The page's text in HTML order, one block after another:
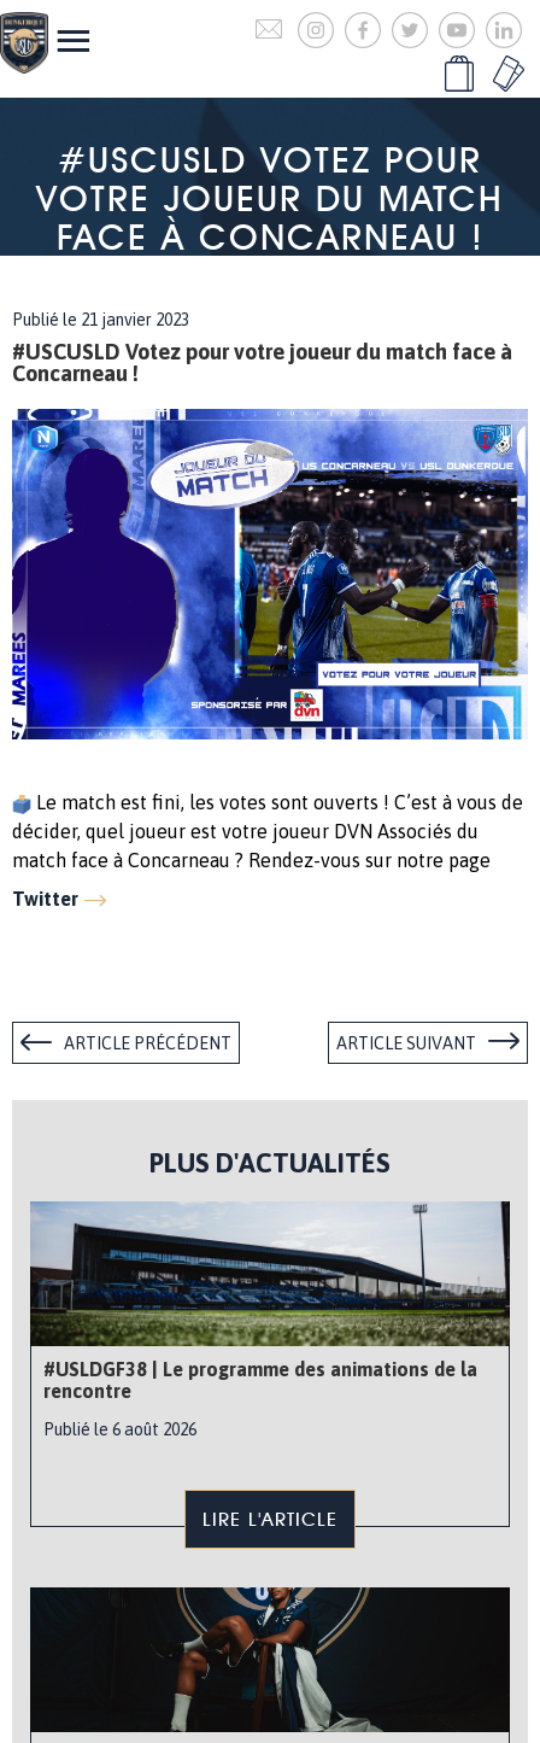
#USCUSLD VOTEZ POUR
VOTRE JOUEUR DU MATCH
FACE À CONCARNEAU !
Publié le 21 janvier 2023
#USCUSLD Votez pour votre joueur du match face à
Concarneau !
Le match est fini, les votes sont ouverts ! C’est à vous de
décider, quel joueur est votre joueur DVN Associés du
match face à Concarneau ? Rendez-vous sur notre page
Twitter
ARTICLE PRÉCÉDENT ARTICLE SUIVANT
PLUS D'ACTUALITÉS
#USLDGF38 | Le programme des animations de la
rencontre
Publié le 6 août 2026
LIRE L'ARTICLE